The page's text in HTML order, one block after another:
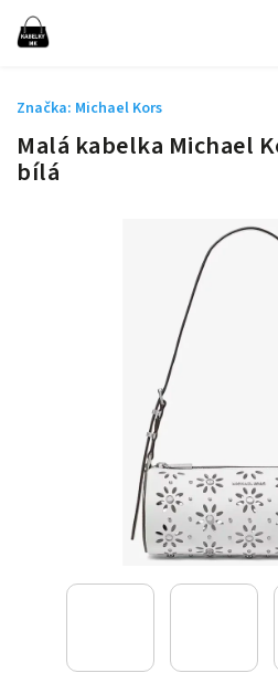
Malá kabelka Michael
bílá
Značka: Michael Kors